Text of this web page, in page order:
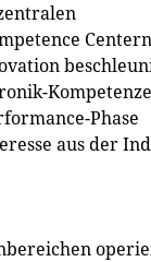
Phase
aus der